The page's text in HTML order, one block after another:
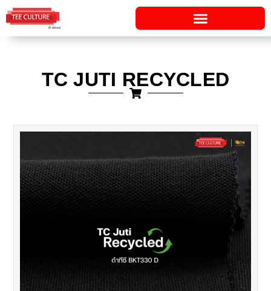
Skip
to
content
TC JUTI RECYCLED